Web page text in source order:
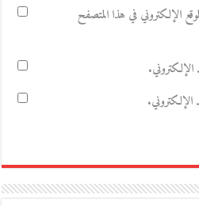
الإلكتروني في هذا المتصفح
الإلكتروني.
الإلكتروني.